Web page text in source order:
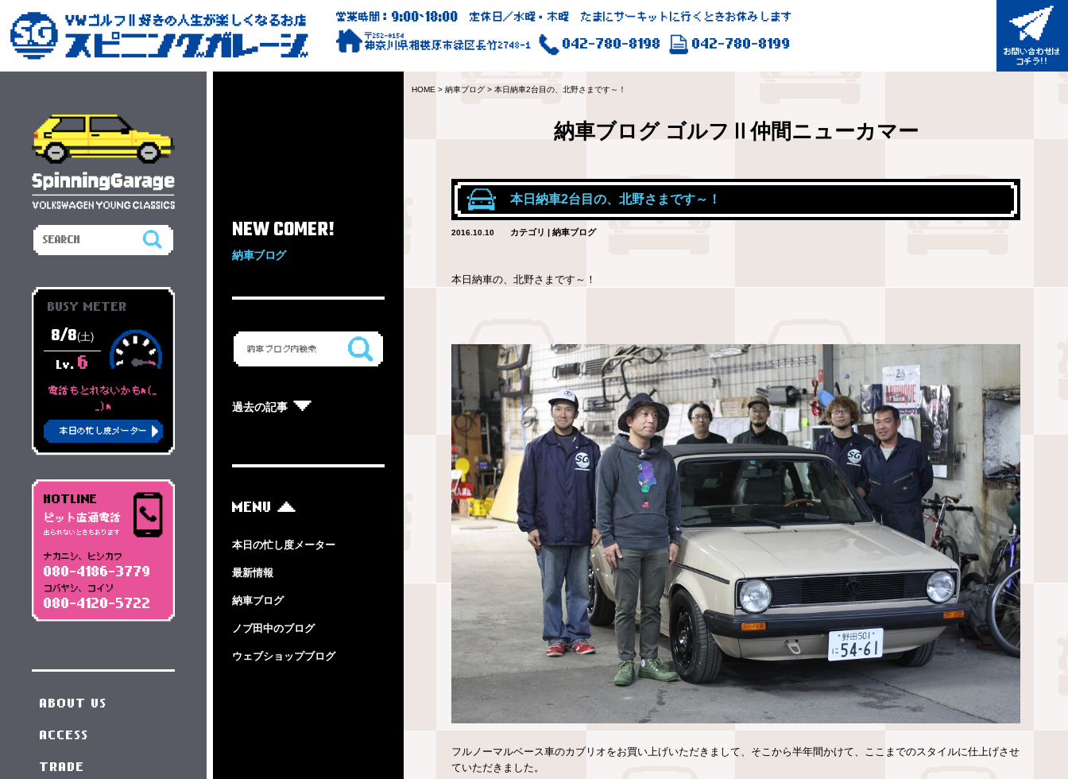
営業時間：9:00~18:00 定休日／水曜・木曜 たまにサーキットに行くときお休みします
〒252-0154
神奈川県相模原市緑区長竹2748-1 042-780-8198 042-780-8199
NEW COMER!
納車ブログ
過去の記事
MENU
本日の忙し度メーター
最新情報
納車ブログ
ノブ田中のブログ
ウェブショップブログ
HOME > 納車ブログ > 本日納車2台目の、北野さまです～！
納車ブログ ゴルフⅡ仲間ニューカマー
本日納車2台目の、北野さまです～！
2016.10.10 カテゴリ | 納車ブログ
本日納車の、北野さまです～！
フルノーマルベース車のカブリオをお買い上げいただきまして、そこから半年間かけて、ここまでのスタイルに仕上げさせ
ていただきました。
BUSY METER
8/8(土)
Lv. 6
電話もとれないかもm(_
_)m
本日の忙し度メーター
HOTLINE
ピット直通電話
出られないときもあります
ナカニシ、ヒシカワ
080-4186-3779
コバヤシ、コイソ
080-4120-5722
ABOUT US
ACCESS
TRADE